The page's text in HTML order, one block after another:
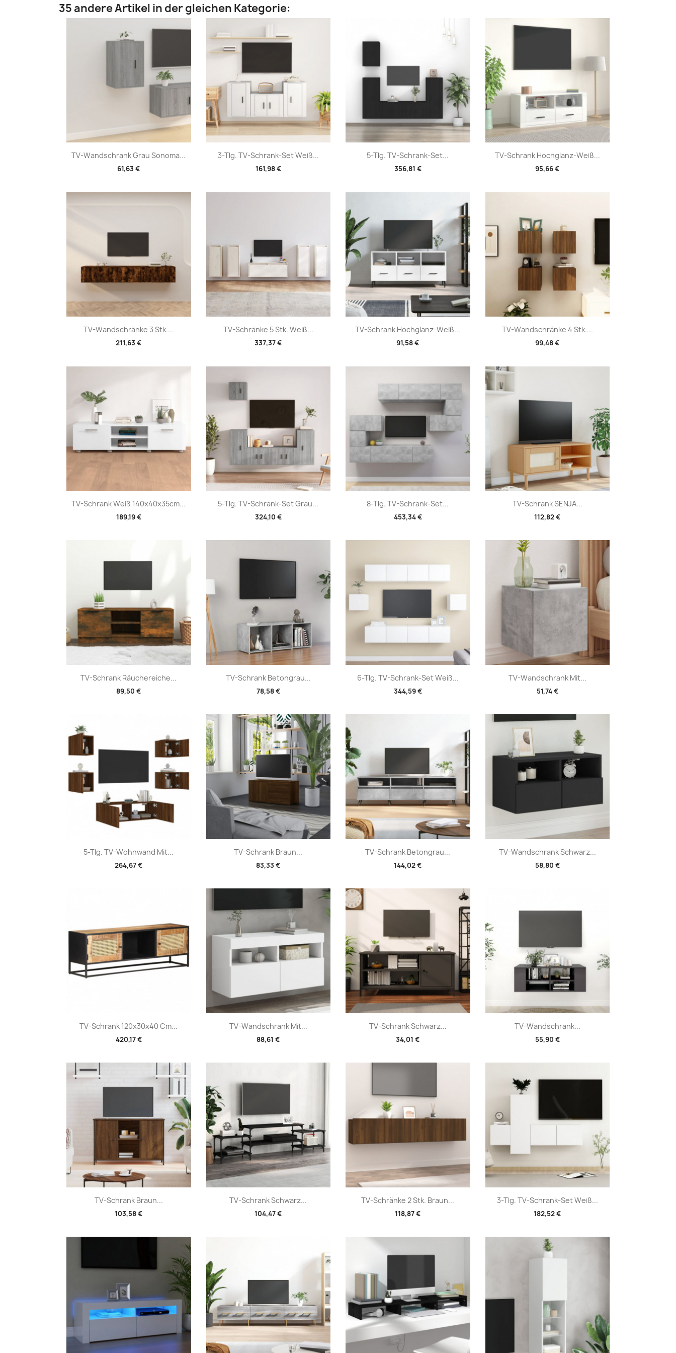
35 andere Artikel in der gleichen Kategorie:
TV-Wandschrank Grau Sonoma...
61,63 €
Vorschau 3-Tlg. TV-Schrank-Set Weiß...
161,98 €
Vorschau 5-Tlg. TV-Schrank-Set...
356,81 €
Vorschau TV-Schrank Hochglanz-Weiß...
95,66 €
Vorschau
TV-Wandschränke 3 Stk....
211,63 €
Vorschau TV-Schränke 5 Stk. Weiß...
337,37 €
Vorschau TV-Schrank Hochglanz-Weiß...
91,58 €
Vorschau TV-Wandschränke 4 Stk....
99,48 €
Vorschau
TV-Schrank Weiß 140x40x35cm...
189,19 €
Vorschau 5-Tlg. TV-Schrank-Set Grau...
324,10 €
Vorschau 8-Tlg. TV-Schrank-Set...
453,34 €
Vorschau TV-Schrank SENJA...
112,82 €
Vorschau
TV-Schrank Räuchereiche...
89,50 €
Vorschau TV-Schrank Betongrau...
78,58 €
Vorschau 6-Tlg. TV-Schrank-Set Weiß...
344,59 €
Vorschau TV-Wandschrank Mit...
51,74 €
Vorschau
5-Tlg. TV-Wohnwand Mit...
264,67 €
Vorschau TV-Schrank Braun...
83,33 €
Vorschau TV-Schrank Betongrau...
144,02 €
Vorschau TV-Wandschrank Schwarz...
58,80 €
Vorschau
TV-Schrank 120x30x40 Cm...
420,17 €
Vorschau TV-Wandschrank Mit...
88,61 €
Vorschau TV-Schrank Schwarz...
34,01 €
Vorschau TV-Wandschrank...
55,90 €
Vorschau
TV-Schrank Braun...
103,58 €
Vorschau TV-Schrank Schwarz...
104,47 €
Vorschau TV-Schränke 2 Stk. Braun...
118,87 €
Vorschau 3-Tlg. TV-Schrank-Set Weiß...
182,52 €
Vorschau